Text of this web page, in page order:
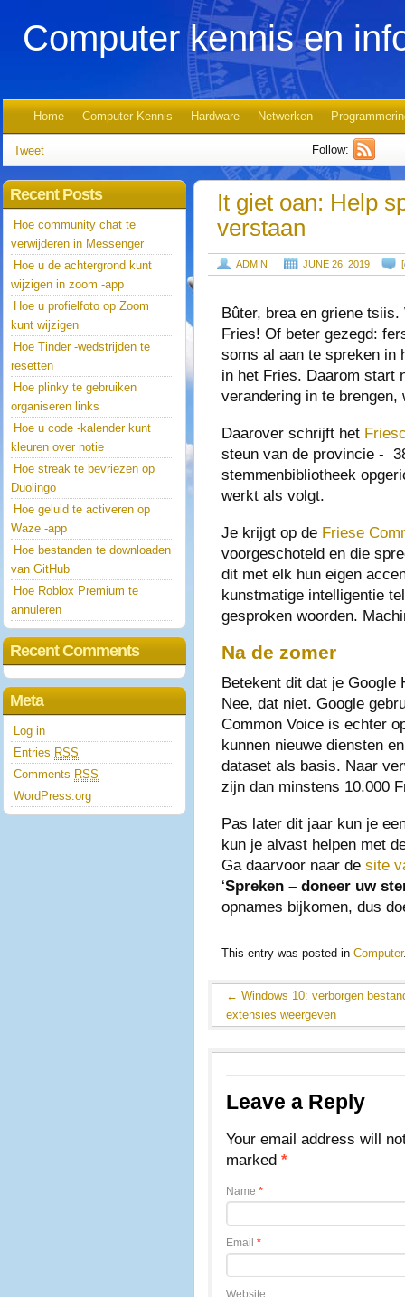
Computer kennis en
Home Computer Kennis Hardware Netwerken
Tweet Follow:
It giet oan: Help
verstaan
ADMIN JUNE 26, 2019 [
Bûter, brea en griene
Fries! Of beter gezegd:
soms al aan te spreken in
in het Fries. Daarom start
verandering in te brengen,
Daarover schrijft het
steun van de provincie -
stemmenbibliotheek
werkt als volgt.
Je krijgt op de Friese
voorgeschoteld en die
dit met elk hun eigen
kunstmatige intelligentie
gesproken woorden.
Na de zomer
Betekent dit dat je
Nee, dat niet. Google
Common Voice is echter
kunnen nieuwe diensten
dataset als basis. Naar
zijn dan minstens 10.000
Pas later dit jaar kun je
kun je alvast helpen met
Ga daarvoor naar desite
‘Spreken – doneer uw
opnames bijkomen, dus
This entry was posted inComputer
← Windows 10: verborgen
extensies weergeven
Leave a Reply
Your email address will
marked*
Name*
Email*
Website
Recent Posts
Hoe community chat te
verwijderen in Messenger
Hoe u de achtergrond kunt
wijzigen in zoom -app
Hoe u profielfoto op Zoom
kunt wijzigen
Hoe Tinder -wedstrijden te
resetten
Hoe plinky te gebruiken
organiseren links
Hoe u code -kalender kunt
kleuren over notie
Hoe streak te bevriezen op
Duolingo
Hoe geluid te activeren op
Waze -app
Hoe bestanden te downloaden
van GitHub
Hoe Roblox Premium te
annuleren
Recent Comments
Meta
Log in
Entries RSS
Comments RSS
WordPress.org